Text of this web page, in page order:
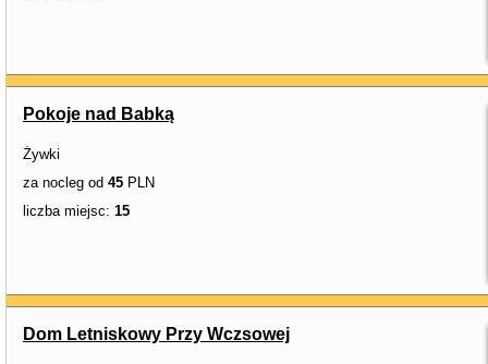
Pokoje nad Babką
Żywki
za nocleg od 45 PLN
liczba miejsc: 15
Dom Letniskowy Przy Wczsowej